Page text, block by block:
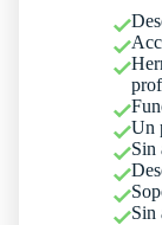
Un
Sin
Sin